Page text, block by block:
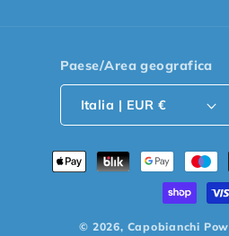
Paese/Area geografica
Italia | EUR €
Metodi
© 2026, Capobianchi